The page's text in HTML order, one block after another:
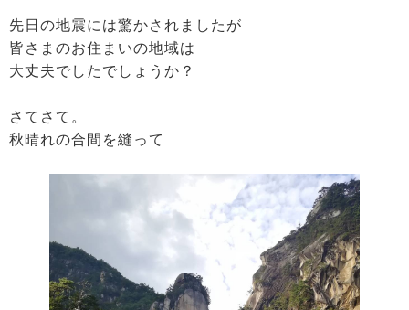
先日の地震には驚かされましたが
皆さまのお住まいの地域は
大丈夫でしたでしょうか？
さてさて。
秋晴れの合間を縫って